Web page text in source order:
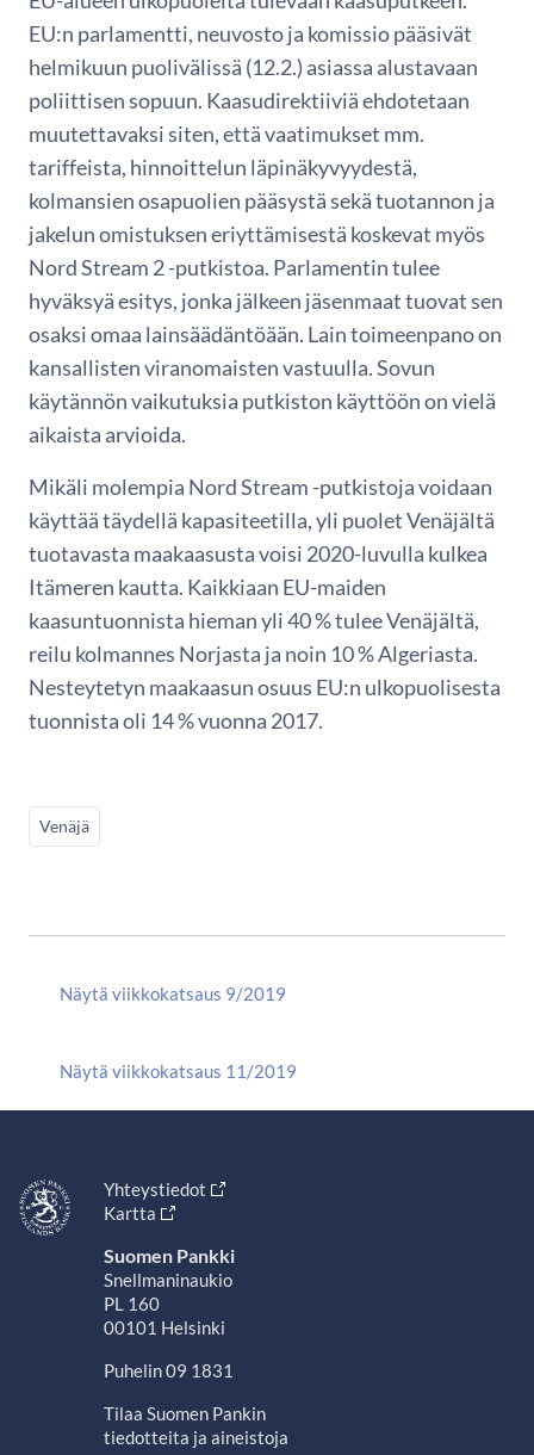
EU:n parlamentti, neuvosto ja komissio pääsivät
helmikuun puolivälissä (12.2.) asiassa alustavaan
poliittisen sopuun. Kaasudirektiiviä ehdotetaan
muutettavaksi siten, että vaatimukset mm.
tariffeista, hinnoittelun läpinäkyvyydestä,
kolmansien osapuolien pääsystä sekä tuotannon ja
jakelun omistuksen eriyttämisestä koskevat myös
Nord Stream 2 -putkistoa. Parlamentin tulee
hyväksyä esitys, jonka jälkeen jäsenmaat tuovat sen
osaksi omaa lainsäädäntöään. Lain toimeenpano on
kansallisten viranomaisten vastuulla. Sovun
käytännön vaikutuksia putkiston käyttöön on vielä
aikaista arvioida.
Mikäli molempia Nord Stream -putkistoja voidaan
käyttää täydellä kapasiteetilla, yli puolet Venäjältä
tuotavasta maakaasusta voisi 2020-luvulla kulkea
Itämeren kautta. Kaikkiaan EU-maiden
kaasuntuonnista hieman yli 40 % tulee Venäjältä,
reilu kolmannes Norjasta ja noin 10 % Algeriasta.
Nesteytetyn maakaasun osuus EU:n ulkopuolisesta
tuonnista oli 14 % vuonna 2017.
Venäjä
Näytä viikkokatsaus 9/2019
Näytä viikkokatsaus 11/2019
Yhteystiedot
Kartta
Suomen Pankki
Snellmaninaukio
PL 160
00101 Helsinki
Puhelin 09 1831
Tilaa Suomen Pankin
tiedotteita ja aineistoja